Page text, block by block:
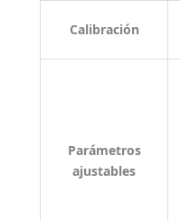
Calibración
Parámetros
ajustables